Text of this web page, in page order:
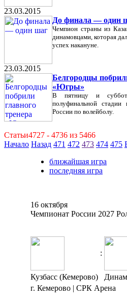
23.03.2015
До финала — один
Чемпион страны из
динамовцами, которая
успех накануне.
23.03.2015
Белгородцы
«Югры»
В пятницу и
полуфинальной стадии
России по волейболу.
Статьи4727 - 4736 из 5466
Начало Назад 471 472 473 474 475
ближайшая игра
последняя игра
16 октября
Чемпионат России 2027
:
Кузбасс (Кемерово)
г. Кемерово | СРК Арена